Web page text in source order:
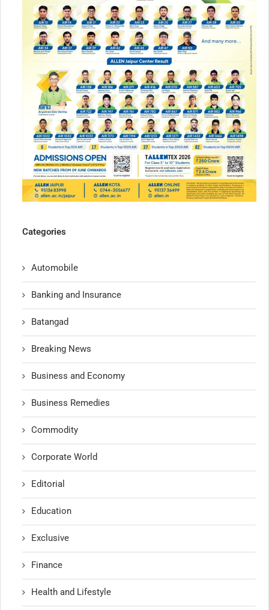
Categories
Automobile
Banking and Insurance
Batangad
Breaking News
Business and Economy
Business Remedies
Commodity
Corporate World
Editorial
Education
Exclusive
Finance
Health and Lifestyle